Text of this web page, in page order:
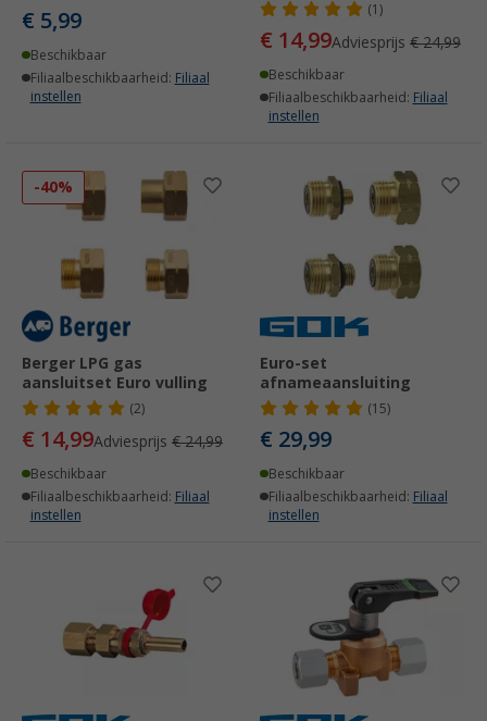
€ 5,99
Beschikbaar
Filiaalbeschikbaarheid: Filiaal
instellen
(1)
€ 14,99Adviesprijs € 24,99
Beschikbaar
Filiaalbeschikbaarheid: Filiaal
instellen
-40%
Berger LPG gas
aansluitset Euro vulling
(2)
€ 14,99Adviesprijs € 24,99
Beschikbaar
Filiaalbeschikbaarheid: Filiaal
instellen
Euro-set
afnameaansluiting
(15)
€ 29,99
Beschikbaar
Filiaalbeschikbaarheid: Filiaal
instellen